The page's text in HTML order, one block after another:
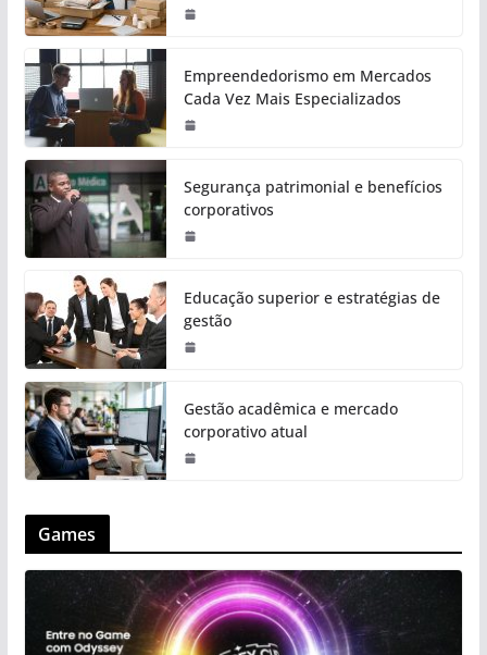
Empreendedorismo em Mercados
Cada Vez Mais Especializados
Segurança patrimonial e benefícios
corporativos
Educação superior e estratégias de
gestão
Gestão acadêmica e mercado
corporativo atual
Games